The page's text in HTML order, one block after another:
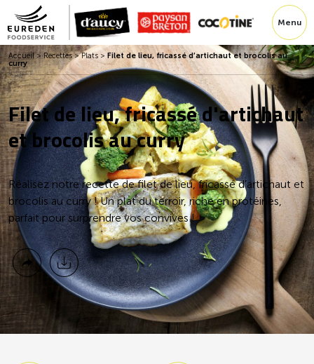
Menu
Accueil>Recettes>Plats > Filet de lieu, fricassé d’artichaut et brocolis au
curry
Filet de lieu, fricassé d'artichaut
et brocolis au curry
Réalisez notre recette de filet de lieu, fricassé d’artichaut et
brocolis au curry ! Un plat du terroir, riche en protéines,
parfait pour surprendre vos convives !